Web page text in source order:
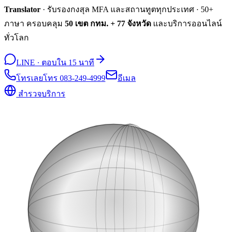
Translator · รับรองกงสุล MFA และสถานทูตทุกประเทศ · 50+
ภาษา ครอบคลุม 50 เขต กทม. + 77 จังหวัด และบริการออนไลน์
ทั่วโลก
LINE · ตอบใน 15 นาที
โทรเลยโทร 083-249-4999
อีเมล
สำรวจบริการ